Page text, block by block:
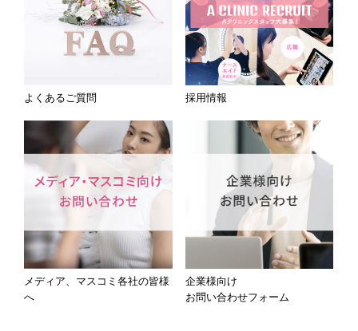
よくあるご質問 採用情報
メディア、マスコミ各社の皆様
へ
企業様向け
お問い合わせフォーム